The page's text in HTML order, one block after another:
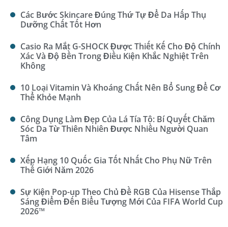
Các Bước Skincare Đúng Thứ Tự Để Da Hấp Thụ
Dưỡng Chất Tốt Hơn
Casio Ra Mắt G-SHOCK Được Thiết Kế Cho Độ Chính
Xác Và Độ Bền Trong Điều Kiện Khắc Nghiệt Trên
Không
10 Loại Vitamin Và Khoáng Chất Nên Bổ Sung Để Cơ
Thể Khỏe Mạnh
Công Dụng Làm Đẹp Của Lá Tía Tô: Bí Quyết Chăm
Sóc Da Từ Thiên Nhiên Được Nhiều Người Quan
Tâm
Xếp Hạng 10 Quốc Gia Tốt Nhất Cho Phụ Nữ Trên
Thế Giới Năm 2026
Sự Kiện Pop-up Theo Chủ Đề RGB Của Hisense Thắp
Sáng Điểm Đến Biểu Tượng Mới Của FIFA World Cup
2026™